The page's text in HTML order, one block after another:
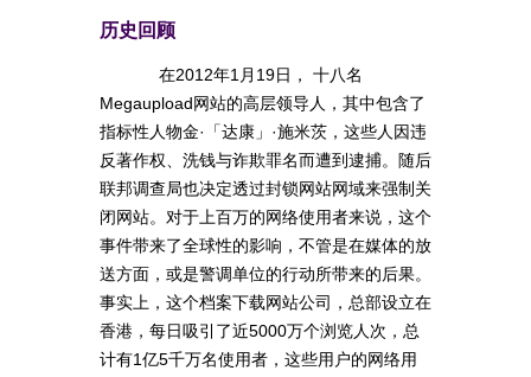
历史回顾
在2012年1月19日， 十八名
Megaupload网站的高层领导人，其中包含了
指标性人物金·「达康」·施米茨，这些人因违
反著作权、洗钱与诈欺罪名而遭到逮捕。随后
联邦调查局也决定透过封锁网站网域来强制关
闭网站。对于上百万的网络使用者来说，这个
事件带来了全球性的影响，不管是在媒体的放
送方面，或是警调单位的行动所带来的后果。
事实上，这个档案下载网站公司，总部设立在
香港，每日吸引了近5000万个浏览人次，总
计有1亿5千万名使用者，这些用户的网络用